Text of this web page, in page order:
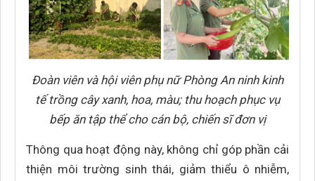
Đoàn viên và hội viên phụ nữ Phòng An ninh kinh
tế trồng cây xanh, hoa, màu; thu hoạch phục vụ
bếp ăn tập thể cho cán bộ, chiến sĩ đơn vị
Thông qua hoạt động này, không chỉ góp phần cải
thiện môi trường sinh thái, giảm thiểu ô nhiễm,